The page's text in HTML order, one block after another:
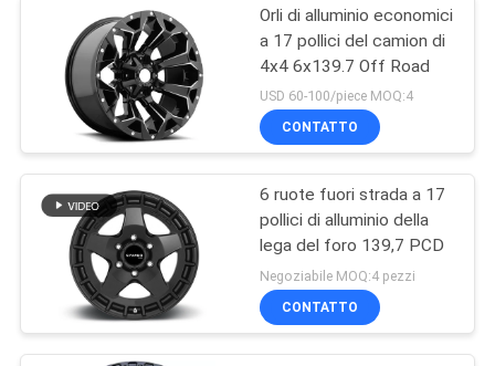
Orli di alluminio economici
a 17 pollici del camion di
4x4 6x139.7 Off Road
USD 60-100/piece MOQ:4
CONTATTO
6 ruote fuori strada a 17
pollici di alluminio della
lega del foro 139,7 PCD
Negoziabile MOQ:4 pezzi
CONTATTO